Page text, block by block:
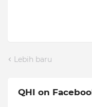
Lebih baru
QHI on